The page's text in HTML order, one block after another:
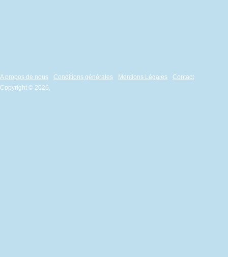
A propos de nous Conditions générales Mentions Légales
Contact
Copyright © 2026,